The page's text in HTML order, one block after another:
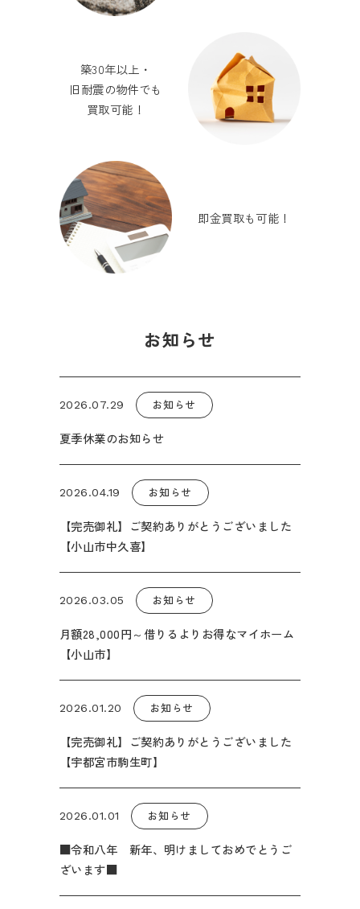
築30年以上・
旧耐震の物件でも
買取可能！
即金買取も可能！
お知らせ
2026.07.29 お知らせ
夏季休業のお知らせ
2026.04.19 お知らせ
【完売御礼】ご契約ありがとうございました
【小山市中久喜】
2026.03.05 お知らせ
月額28,000円～借りるよりお得なマイホーム
【小山市】
2026.01.20 お知らせ
【完売御礼】ご契約ありがとうございました
【宇都宮市駒生町】
2026.01.01 お知らせ
■令和八年 新年、明けましておめでとうご
ざいます■